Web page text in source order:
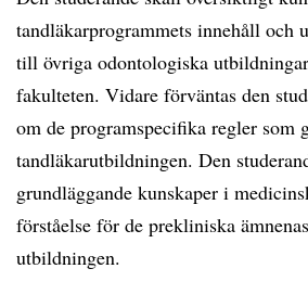
tandläkarprogrammets innehåll och
till övriga odontologiska
fakulteten. Vidare förväntas den
om de programspecifika regler som
tandläkarutbildningen. Den
grundläggande kunskaper i
förståelse för de prekliniska
utbildningen.